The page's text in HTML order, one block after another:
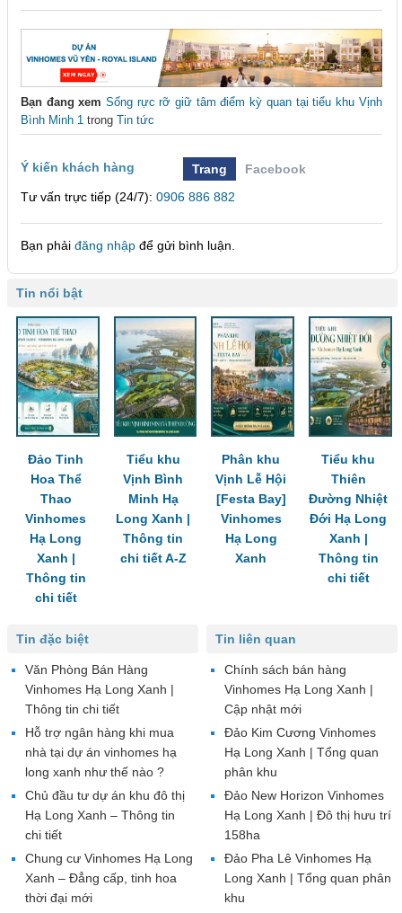
Bạn đang xem Sống rực rỡ giữ tâm điểm kỳ quan tại tiểu khu Vịnh
Bình Minh 1 trong Tin tức
Ý kiến khách hàng Trang
Facebook
Tư vấn trực tiếp (24/7): 0906 886 882
Bạn phải đăng nhập để gửi bình luận.
Tin nổi bật
Đảo Tinh
Hoa Thể
Thao
Vinhomes
Hạ Long
Xanh |
Thông tin
chi tiết
Tiểu khu
Vịnh Bình
Minh Hạ
Long Xanh |
Thông tin
chi tiết A-Z
Phân khu
Vịnh Lễ Hội
[Festa Bay]
Vinhomes
Hạ Long
Xanh
Tiểu khu
Thiên
Đường Nhiệt
Đới Hạ Long
Xanh |
Thông tin
chi tiết
Tin liên quan
Chính sách bán hàng
Vinhomes Hạ Long Xanh |
Cập nhật mới
Đảo Kim Cương Vinhomes
Hạ Long Xanh | Tổng quan
phân khu
Đảo New Horizon Vinhomes
Hạ Long Xanh | Đô thị hưu trí
158ha
Đảo Pha Lê Vinhomes Hạ
Long Xanh | Tổng quan phân
khu
Tin đặc biệt
Văn Phòng Bán Hàng
Vinhomes Hạ Long Xanh |
Thông tin chi tiết
Hỗ trợ ngân hàng khi mua
nhà tại dự án vinhomes hạ
long xanh như thế nào ?
Chủ đầu tư dự án khu đô thị
Hạ Long Xanh – Thông tin
chi tiết
Chung cư Vinhomes Hạ Long
Xanh – Đẳng cấp, tinh hoa
thời đại mới